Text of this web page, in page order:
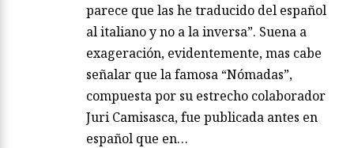
parece que las he traducido del español
al italiano y no a la inversa”. Suena a
exageración, evidentemente, mas cabe
señalar que la famosa “Nómadas”,
compuesta por su estrecho colaborador
Juri Camisasca, fue publicada antes en
español que en…